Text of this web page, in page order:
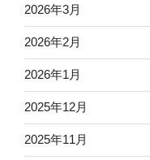
2026年3月
2026年2月
2026年1月
2025年12月
2025年11月